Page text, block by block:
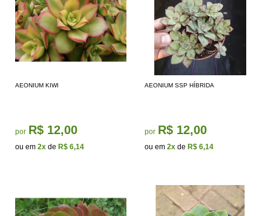
AEONIUM KIWI
por R$ 12,00
ou em 2x de R$ 6,14
AEONIUM SSP HÍBRIDA
por R$ 12,00
ou em 2x de R$ 6,14